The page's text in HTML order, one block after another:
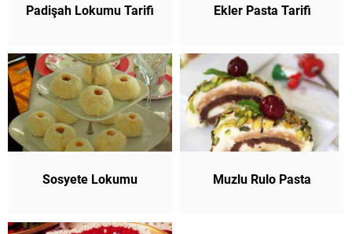
Padişah Lokumu Tarifi Ekler Pasta Tarifi
Sosyete Lokumu Muzlu Rulo Pasta